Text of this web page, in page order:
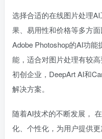
选择合适的在线图片处理
果、易用性和价格等多方
Adobe Photoshop的AI功
能，适合对图片处理有较
初创企业，DeepArt AI和
解决方案。
随着AI技术的不断发展，
化、个性化，为用户提供